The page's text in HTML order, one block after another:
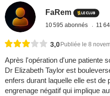
FaRem
10 595 abonnés 11
3,0 Publiée le 8
Après l'opération d'une patiente
Dr Elizabeth Taylor est
enfers durant laquelle elle est de
engrenage négatif qui implique